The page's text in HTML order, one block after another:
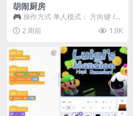
胡闹厨房
🎮 操作方式 单人模式： 方向键 /
WASD —— 移动 Z / K —— 抓...
2 周前 1.9K